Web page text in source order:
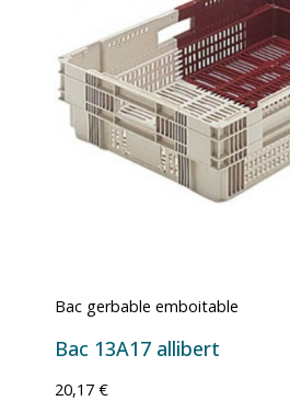
Bac gerbable emboitable
Bac 13A17 allibert
20,17 €